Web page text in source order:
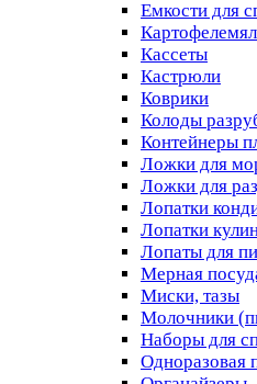
Емкости для
Кассеты
Кастрюли
Коврики
Колоды
Контейнеры
Ложки для
Ложки для
Лопатки
Лопатки
Лопаты для
Мерная
Миски, тазы
Молочники
Наборы для
Одноразовая